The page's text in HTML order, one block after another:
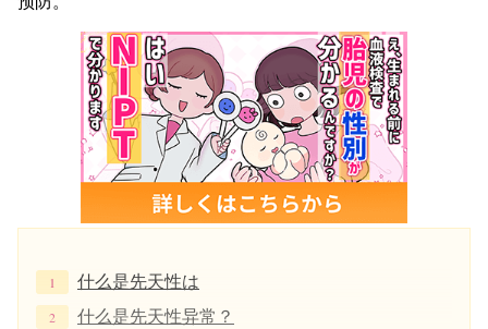
什么是先天性は
什么是先天性异常？